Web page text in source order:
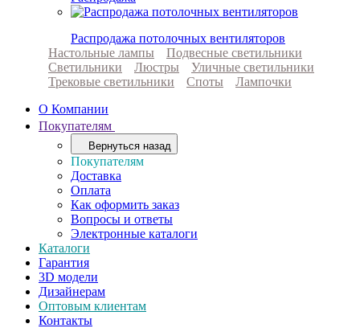
Распродажа потолочных вентиляторов
Настольные лампы
Подвесные светильники
Светильники
Люстры
Уличные светильники
Трековые светильники
Споты
Лампочки
О Компании
Покупателям
Вернуться назад
Покупателям
Доставка
Оплата
Как оформить заказ
Вопросы и ответы
Электронные каталоги
Каталоги
Гарантия
3D модели
Дизайнерам
Оптовым клиентам
Контакты